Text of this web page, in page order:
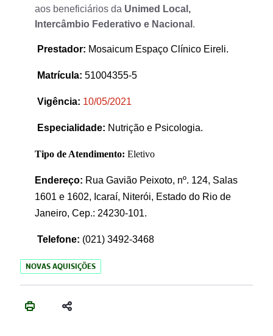
aos beneficiários da Unimed Local,
Intercâmbio Federativo e Nacional .
Prestador: Mosaicum Espaço Clínico Eireli.
Matrícula: 51004355-5
Vigência: 10/05/2021
Especialidade: Nutrição e Psicologia.
Tipo de Atendimento: Eletivo
Endereço: Rua Gavião Peixoto, nº. 124, Salas
1601 e 1602, Icaraí, Niterói, Estado do Rio de
Janeiro, Cep.: 24230-101.
Telefone: (021) 3492-3468
NOVAS AQUISIÇÕES